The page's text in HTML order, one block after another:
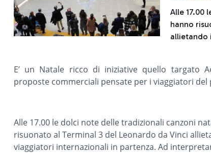
Alle 17.00
hanno
allietando
E’ un Natale ricco di iniziative quello targato
proposte commerciali pensate per i viaggiatori
Alle 17.00 le dolci note delle tradizionali canzoni
risuonato al Terminal 3 del Leonardo da Vinci
viaggiatori internazionali in partenza. Ad